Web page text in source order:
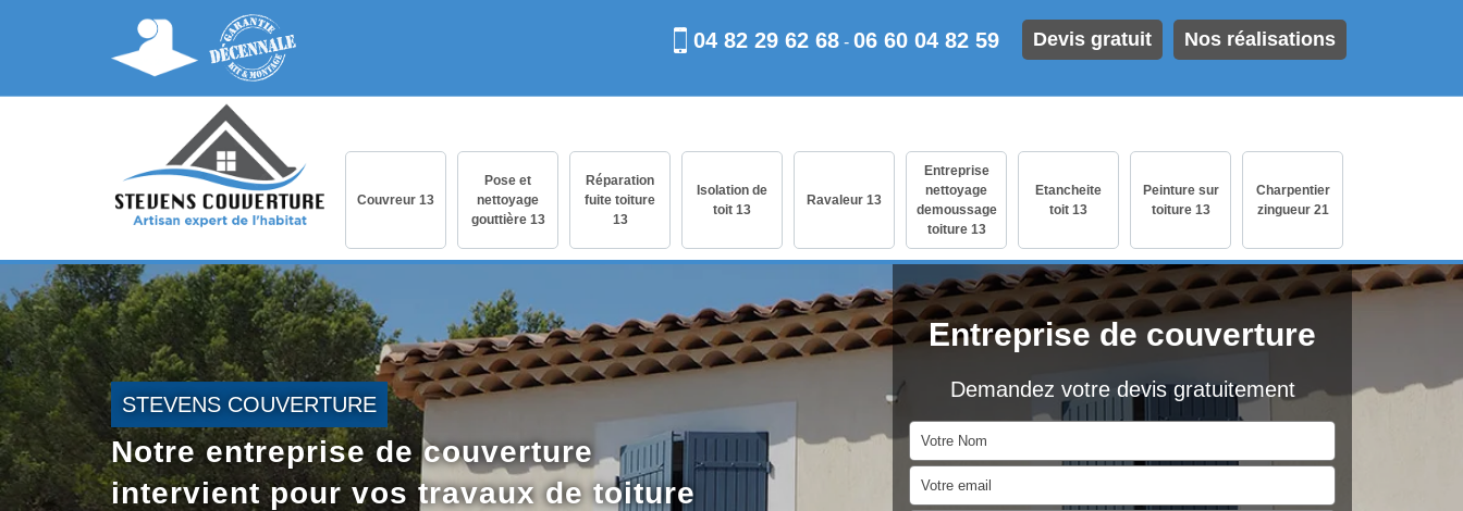
Devis gratuit Nos réalisations
04 82 29 62 68 - 06 60 04 82 59
Couvreur 13
Pose et
nettoyage
gouttière 13
Réparation
fuite toiture
13
Isolation de
toit 13
Ravaleur 13
Entreprise
nettoyage
demoussage
toiture 13
Etancheite
toit 13
Peinture sur
toiture 13
Charpentier
zingueur 21
Entreprise de couverture
Demandez votre devis gratuitement
STEVENS COUVERTURE
Notre entreprise de couverture
intervient pour vos travaux de toiture